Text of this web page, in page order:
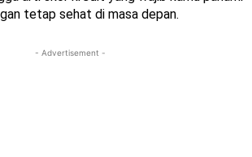
tetap sehat di masa depan.
- Advertisement -